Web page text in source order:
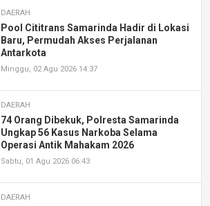
DAERAH
Pool Cititrans Samarinda Hadir di Lokasi
Baru, Permudah Akses Perjalanan
Antarkota
Minggu, 02 Agu 2026 14:37
DAERAH
74 Orang Dibekuk, Polresta Samarinda
Ungkap 56 Kasus Narkoba Selama
Operasi Antik Mahakam 2026
Sabtu, 01 Agu 2026 06:43
DAERAH